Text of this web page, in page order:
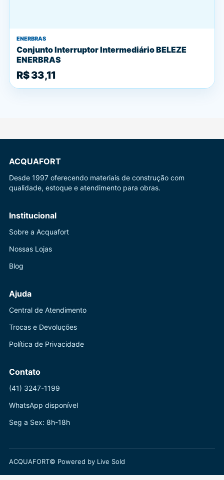
ENERBRAS
Conjunto Interruptor Intermediário BELEZE
ENERBRAS
R$ 33,11
ACQUAFORT
Desde 1997 oferecendo materiais de construção com
qualidade, estoque e atendimento para obras.
Institucional
Sobre a Acquafort
Nossas Lojas
Blog
Ajuda
Central de Atendimento
Trocas e Devoluções
Política de Privacidade
Contato
(41) 3247-1199
WhatsApp disponível
Seg a Sex: 8h-18h
ACQUAFORT© Powered by Live Sold